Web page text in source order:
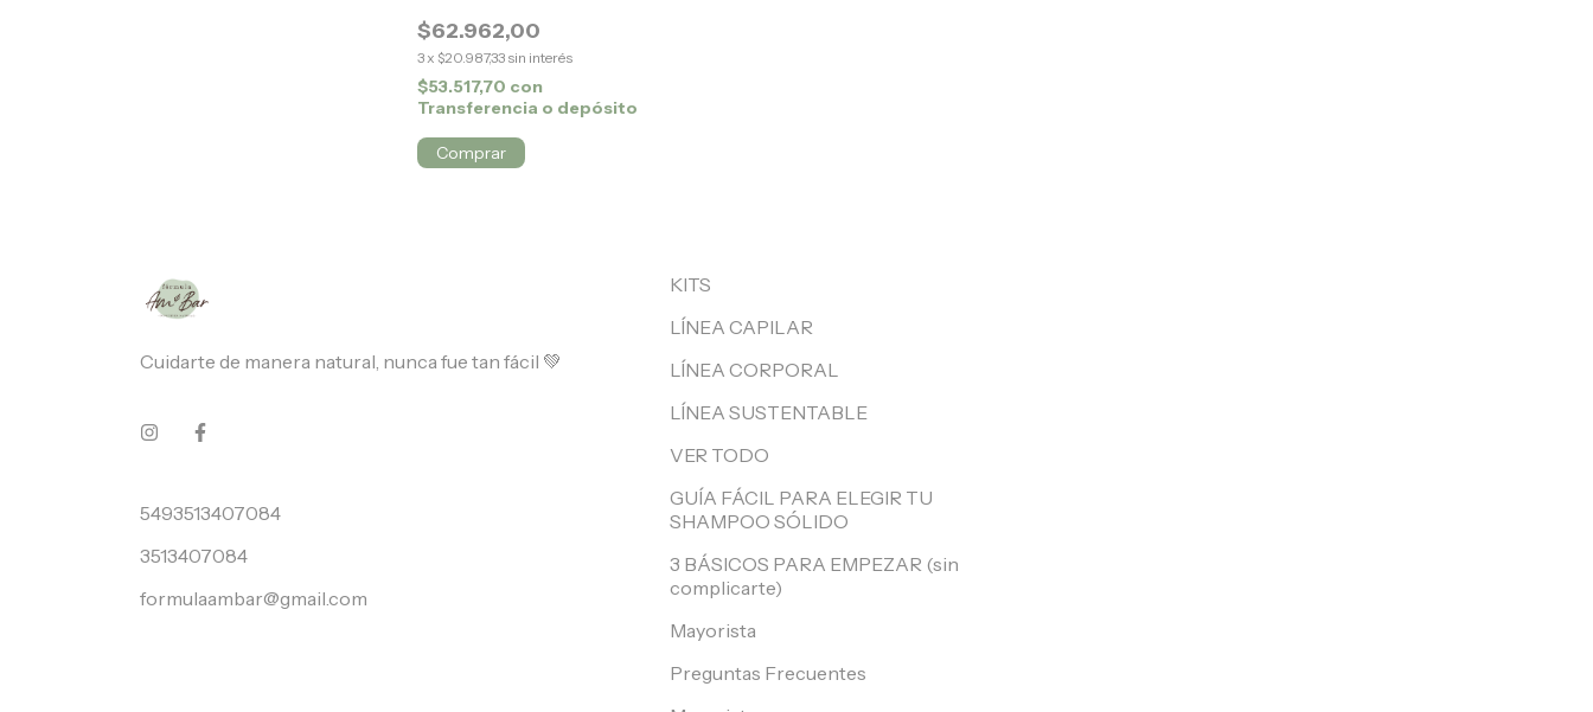
$62.962,00
3 x $20.987,33 sin interés
$53.517,70 con
Transferencia o depósito
Comprar
Cuidarte de manera natural, nunca fue tan fácil 💚
5493513407084
3513407084
formulaambar@gmail.com
KITS
LÍNEA CAPILAR
LÍNEA CORPORAL
LÍNEA SUSTENTABLE
VER TODO
GUÍA FÁCIL PARA ELEGIR TU
SHAMPOO SÓLIDO
3 BÁSICOS PARA EMPEZAR (sin
complicarte)
Mayorista
Preguntas Frecuentes